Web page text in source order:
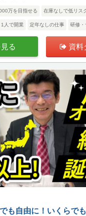
万を目指せる 在庫なしで低リス
1人で開業 定年なしの仕事 研修・
る 資料
も自由に！いくらで